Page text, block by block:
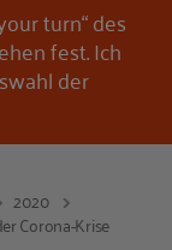
turn“ des
fest. Ich
der
2020
Corona-Krise